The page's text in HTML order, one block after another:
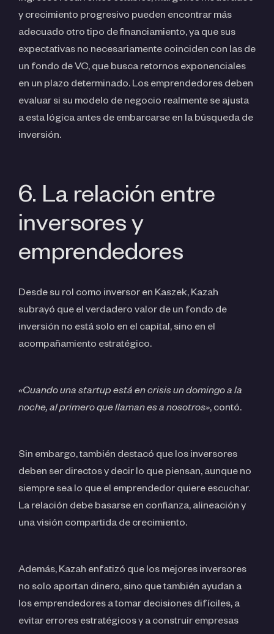
y crecimiento progresivo pueden encontrar más
adecuado otro tipo de financiamiento, ya que sus
expectativas no necesariamente coinciden con las de
un fondo de VC, que busca retornos exponenciales
en un plazo determinado. Los emprendedores deben
evaluar si su modelo de negocio realmente se ajusta
a esta lógica antes de embarcarse en la búsqueda de
inversión.
6. La relación entre
inversores y
emprendedores
Desde su rol como inversor en Kaszek, Kazah
subrayó que el verdadero valor de un fondo de
inversión no está solo en el capital, sino en el
acompañamiento estratégico.
«Cuando una startup está en crisis un domingo a la
noche, al primero que llaman es a nosotros», contó.
Sin embargo, también destacó que los inversores
deben ser directos y decir lo que piensan, aunque no
siempre sea lo que el emprendedor quiere escuchar.
La relación debe basarse en confianza, alineación y
una visión compartida de crecimiento.
Además, Kazah enfatizó que los mejores inversores
no solo aportan dinero, sino que también ayudan a
los emprendedores a tomar decisiones difíciles, a
evitar errores estratégicos y a construir empresas